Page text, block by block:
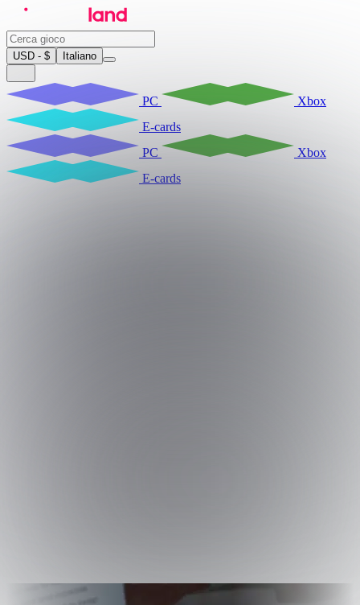
USD - $ Italiano
PC
Xbox
E-cards
PC
Xbox
E-cards